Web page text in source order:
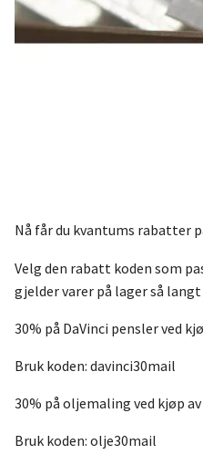
Nå får du kvantums rabatter
Velg den rabatt koden som
gjelder varer på lager så
30% på DaVinci pensler ved
Bruk koden: davinci30mail
30% på oljemaling ved kjøp
Bruk koden: olje30mail